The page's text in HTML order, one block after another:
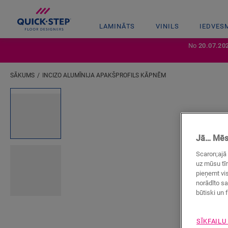
LAMINĀTS VINILS
No
SĀKUMS INCIZO ALUMĪNIJA APAKŠPROFILS KĀPNĒM
Jā…
uz mūsu
pieņemt
norādīto
būtiski un
SĪKFAILU